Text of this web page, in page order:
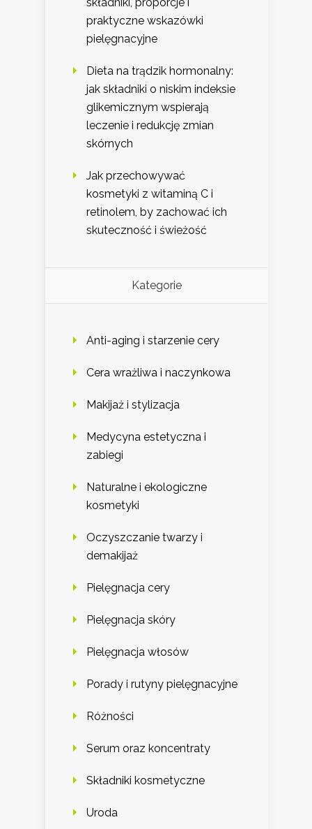
składniki, proporcje i
praktyczne wskazówki
pielęgnacyjne
Dieta na trądzik hormonalny:
jak składniki o niskim indeksie
glikemicznym wspierają
leczenie i redukcję zmian
skórnych
Jak przechowywać
kosmetyki z witaminą C i
retinolem, by zachować ich
skuteczność i świeżość
Kategorie
Anti-aging i starzenie cery
Cera wrażliwa i naczynkowa
Makijaż i stylizacja
Medycyna estetyczna i
zabiegi
Naturalne i ekologiczne
kosmetyki
Oczyszczanie twarzy i
demakijaż
Pielęgnacja cery
Pielęgnacja skóry
Pielęgnacja włosów
Porady i rutyny pielęgnacyjne
Różności
Serum oraz koncentraty
Składniki kosmetyczne
Uroda